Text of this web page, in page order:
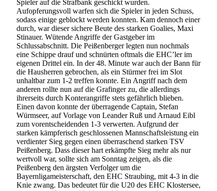
Spieler auf die Strafbank geschickt wurden.
Aufopferungsvoll warfen sich die Spieler in jeden Schuss,
sodass einige geblockt werden konnten. Kam dennoch einer
durch, war dieser sichere Beute des starken Goalies, Maxi
Stinauer. Wütende Angriffe der Gastgeber im
Schlussabschnitt. Die Peißenberger legten nun nochmals
eine Schippe drauf und schnürten oftmals die EHC’ler im
eigenen Drittel ein. In der 48. Minute war auch der Bann für
die Hausherren gebrochen, als ein Stürmer frei im Slot
unhaltbar zum 1-2 treffen konnte. Ein Angriff nach dem
anderen rollte nun auf die Grafinger zu, die allerdings
ihrerseits durch Konterangriffe stets gefährlich blieben.
Einen davon konnte der überragende Captain, Stefan
Würmseer, auf Vorlage von Leander Ruß und Arnaud Eibl
zum vorentscheidenden 1-3 verwerten. Aufgrund der
starken kämpferisch geschlossenen Mannschaftsleistung ein
verdienter Sieg gegen einen überraschend starken TSV
Peißenberg. Dass dieser hart erkämpfte Sieg mehr als nur
wertvoll war, sollte sich am Sonntag zeigen, als die
Peißenberg den ärgsten Verfolger um die
Bayernligameisterschaft, den EHC Straubing, mit 4-3 in die
Knie zwang. Das bedeutet für die U20 des EHC Klostersee,